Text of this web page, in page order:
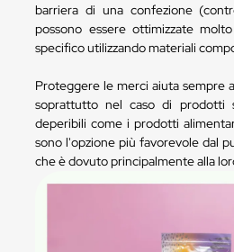
barriera di una confezione
possono essere ottimizzate
specifico utilizzando materiali
Proteggere le merci aiuta sempre
soprattutto nel caso di prodotti
deperibili come i prodotti
sono l'opzione più favorevole dal
che è dovuto principalmente alla